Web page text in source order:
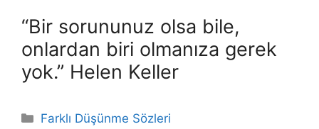
“Bir sorununuz olsa bile,
onlardan biri olmanıza gerek
yok.” Helen Keller
Kategoriler
Farklı Düşünme Sözleri